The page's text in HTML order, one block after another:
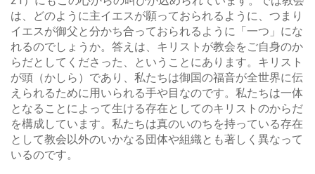
は、どのように主イエスが願っておられるように、つまり
イエスが御父と分かち合っておられるように「一つ」にな
れるのでしょうか。答えは、キリストが教会をご自身のか
らだとしてくださった、ということにあります。キリスト
が頭（かしら）であり、私たちは御国の福音が全世界に伝
えられるために用いられる手や目なのです。私たちは一体
となることによって生ける存在としてのキリストのからだ
を構成しています。私たちは真のいのちを持っている存在
として教会以外のいかなる団体や組織とも著しく異なって
いるのです。